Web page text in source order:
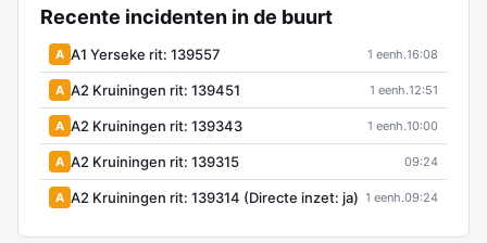
Recente incidenten in de buurt
A A1 Yerseke rit: 139557 1 eenh.16:08
A A2 Kruiningen rit: 139451 1 eenh.12:51
A A2 Kruiningen rit: 139343 1 eenh.10:00
A A2 Kruiningen rit: 139315 09:24
A A2 Kruiningen rit: 139314 (Directe inzet: ja) 1 eenh.09:24